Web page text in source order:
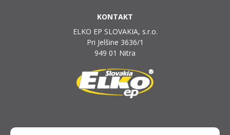
KONTAKT
ELKO EP SLOVAKIA, s.r.o.
Pri Jelšine 3636/1
949 01 Nitra
INFOLINKA